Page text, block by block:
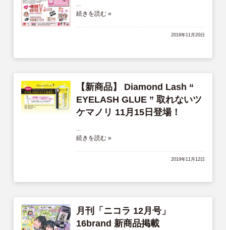
...
続きを読む »
2019年11月20日
【新商品】 Diamond Lash “
EYELASH GLUE ” 取れないツ
ケマノリ 11月15日登場！
続きを読む »
2019年11月12日
月刊「ニコラ 12月号」
16brand 新商品掲載